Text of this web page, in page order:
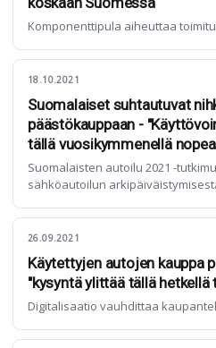
Komponenttipula aiheuttaa
18.10.2021
Suomalaiset suhtautuvat
päästökauppaan -
tällä vuosikymmenellä
Suomalaisten autoilu 2021 -
sähköautoilun
26.09.2021
Käytettyjen autojen kauppa
"kysyntä ylittää tällä hetkellä
Digitalisaatio vauhdittaa